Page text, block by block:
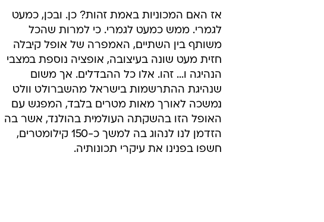
אז האם המכוניות באמת זהות? כן. ובכן, כמעט
לגמרי. ממש כמעט לגמרי. כי למרות שהכל
משותף בין השתיים, האמפרה של אופל קיבלה
חזית מעט שונה בעיצובה, אופציה נוספת במצבי
הנהיגה ו... זהו. אלו כל ההבדלים. אך משום
שנהיגת ההתרשמות בישראל מהשברולט וולט
נמשכה לאורך מאות מטרים בלבד, המפגש עם
האופל הזו בהשקתה העולמית בהולנד, אשר בה
הזדמן לנו לנהוג בה למשך כ-150 קילומטרים,
חשפו בפנינו את עיקרי תכונותיה.